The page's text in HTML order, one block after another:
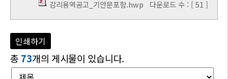
감리용역공고_기안문포함.hwp 다운로드 수 : [ 51 ]
인쇄하기
총 73개의 게시물이 있습니다.